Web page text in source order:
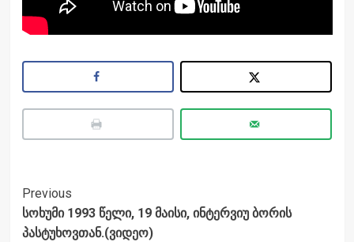
Post
Navigation
Previous
სოხუმი 1993 წელი, 19 მაისი, ინტერვიუ ბორის
პასტუხოვთან.(ვიდეო)